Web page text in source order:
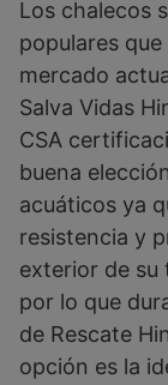
Los chalecos
populares
mercado
Salva Vidas
CSA
buena
acuáticos ya
resistencia y
exterior de su
por lo que
de Rescate
opción es la